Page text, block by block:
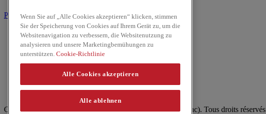
Produits
Lait de Noix de Coco
Les Pâtes
Riz & Nouilles
Sauces prêtes à l'emploi
Facebook
Youtube
Copyright © 2026 ThaiKitchen (McCormick & Company, Inc). Tous droits réservés
Wenn Sie auf „Alle Cookies akzeptieren“ klicken, stimmen
Sie der Speicherung von Cookies auf Ihrem Gerät zu, um die
Websitenavigation zu verbessern, die Websitenutzung zu
analysieren und unsere Marketingbemühungen zu
unterstützen. Cookie-Richtlinie
Alle Cookies akzeptieren
Alle ablehnen